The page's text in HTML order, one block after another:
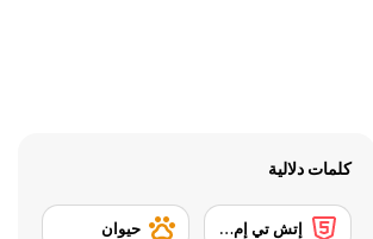
كلمات دلالية
إتش تي إم إل 5 حيوان